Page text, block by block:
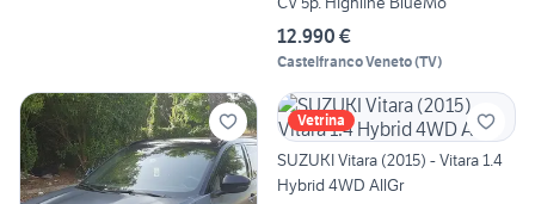
12.990 €
Castelfranco Veneto(TV)
Vetrina
SUZUKI Vitara (2015) - Vitara 1.4
Hybrid 4WD AllGr